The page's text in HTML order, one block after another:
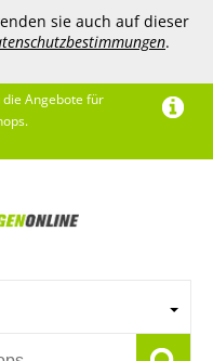
sie auch auf dieser
.
Angebote für